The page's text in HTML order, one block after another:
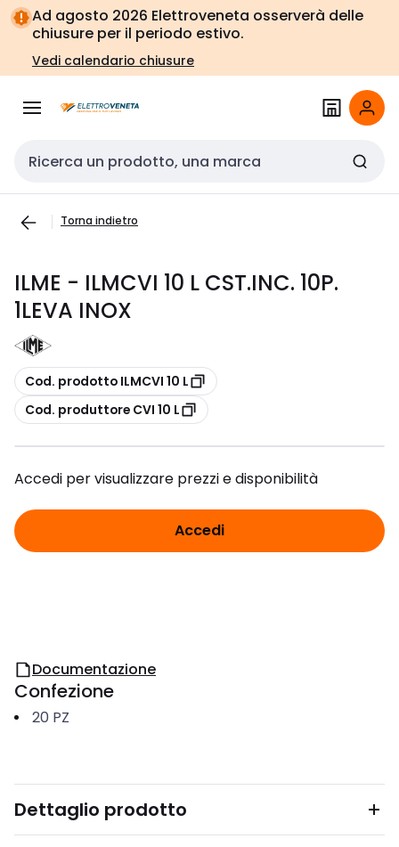
Vai alla
navigazione
Vai
alla
pagina
Ad agosto 2026 Elettroveneta osserverà delle
chiusure per il periodo estivo.
Vedi calendario chiusure
Cerca input
Torna indietro
ILME - ILMCVI 10 L CST.INC. 10P.
1LEVA INOX
copia
Cod. prodotto ILMCVI 10 L
copia
Cod. produttore CVI 10 L
Accedi per visualizzare prezzi e disponibilità
Accedi
Documentazione
Confezione
20 PZ
Dettaglio prodotto